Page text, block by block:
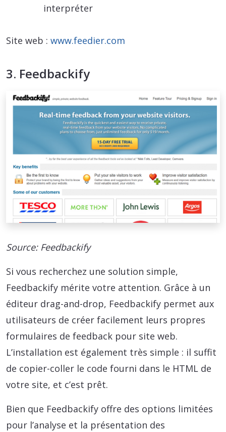
interpréter
Site web : www.feedier.com
3. Feedbackify
Source: Feedbackify
Si vous recherchez une solution simple,
Feedbackify mérite votre attention. Grâce à un
éditeur drag-and-drop, Feedbackify permet aux
utilisateurs de créer facilement leurs propres
formulaires de feedback pour site web.
L’installation est également très simple : il suffit
de copier-coller le code fourni dans le HTML de
votre site, et c’est prêt.
Bien que Feedbackify offre des options limitées
pour l’analyse et la présentation des